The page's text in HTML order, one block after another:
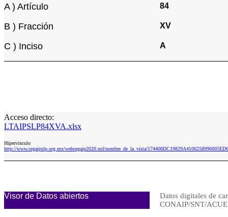
A ) Artículo 84
B ) Fracción XV
C ) Inciso A
Acceso directo:
LTAIPSLP84XVA.xlsx
Hipervinculo
http://www.cegaipslp.org.mx/webcegaip2020.nsf/nombre_de_la_vista/
Visor de Datos abiertos
Datos digitales de
CONAIP/SNT/